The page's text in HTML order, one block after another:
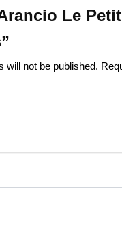
Le Petit
will not be published.